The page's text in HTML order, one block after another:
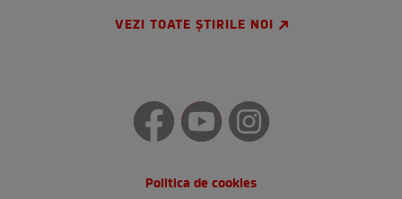
VEZI TOATE ȘTIRILE NOI
Politica de cookies